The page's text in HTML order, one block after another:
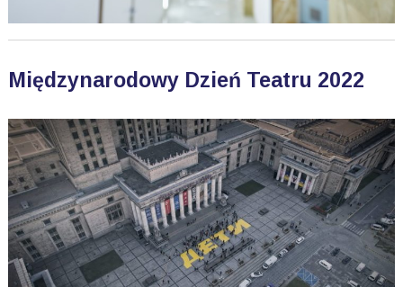
Międzynarodowy Dzień Teatru 2022